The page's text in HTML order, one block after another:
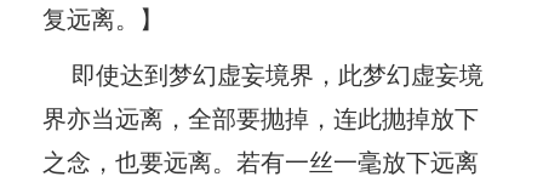
复远离。】
即使达到梦幻虚妄境界，此梦幻虚妄境
界亦当远离，全部要抛掉，连此抛掉放下
之念，也要远离。若有一丝一毫放下远离